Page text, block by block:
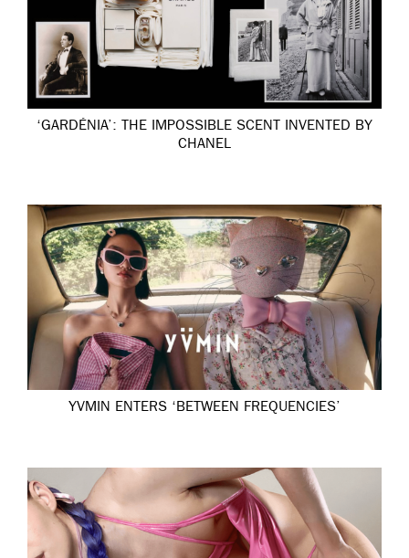
‘GARDÉNIA’: THE IMPOSSIBLE SCENT INVENTED BY
CHANEL
YVMIN ENTERS ‘BETWEEN FREQUENCIES’